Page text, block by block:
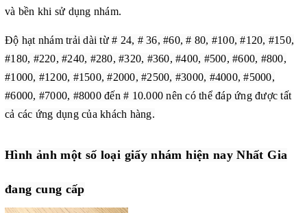
và bền khi sử dụng nhám.
Độ hạt nhám trải dài từ # 24, # 36, #60, # 80, #100, #120, #150,
#180, #220, #240, #280, #320, #360, #400, #500, #600, #800,
#1000, #1200, #1500, #2000, #2500, #3000, #4000, #5000,
#6000, #7000, #8000 đến # 10.000 nên có thể đáp ứng được tất
cả các ứng dụng của khách hàng.
Hình ảnh một số loại giấy nhám hiện nay Nhất Gia
đang cung cấp